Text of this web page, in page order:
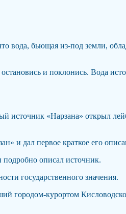
вода, бьющая из-под земли,
и поклонись. Вода
источник «Нарзана» открыл
и дал первое краткое его
описал источник.
государственного значения.
городом-курортом